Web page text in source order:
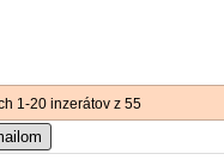
1-20 inzerátov z 55